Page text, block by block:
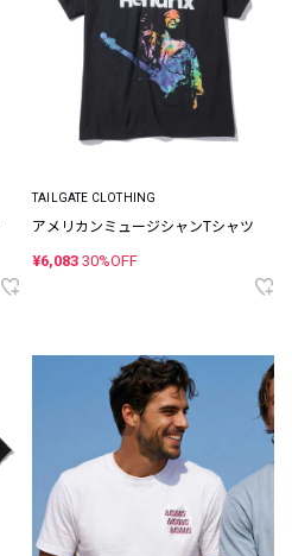
TAILGATE CLOTHING
アメリカンミュージシャンTシャツ
¥6,083 30%OFF